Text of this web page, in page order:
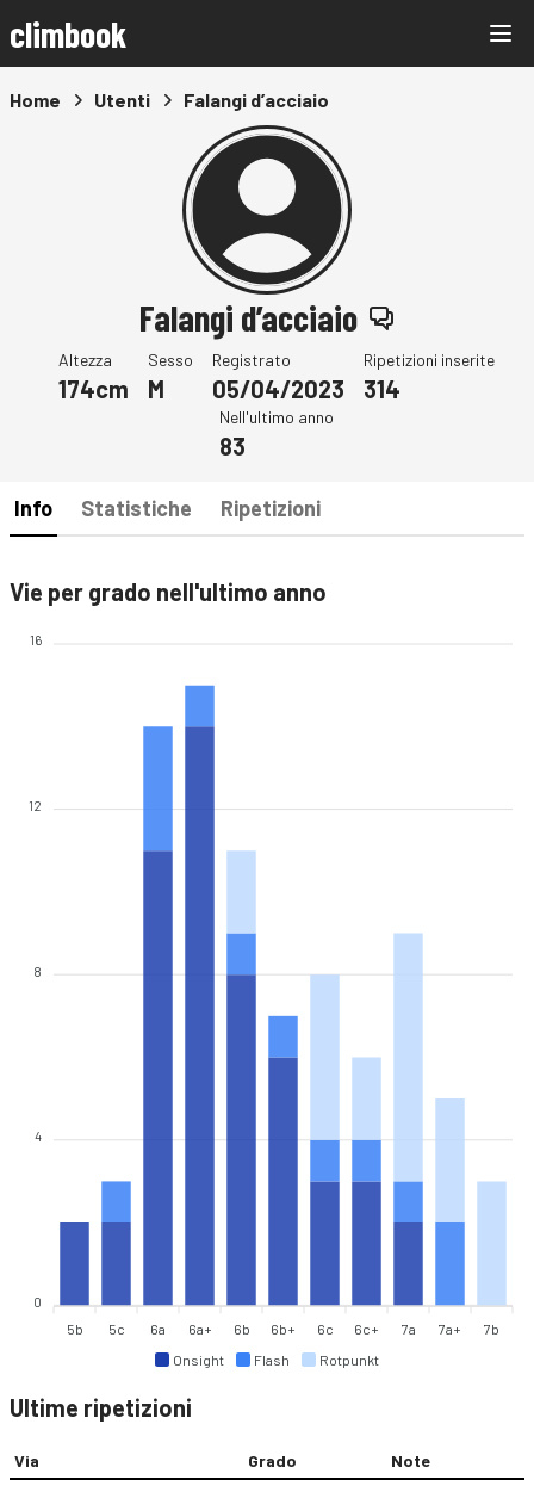
climbook
Home Utenti Falangi d’acciaio
Falangi d’acciaio
Altezza
174cm
Sesso
M
Registrato
05/04/2023
Ripetizioni inserite
314
Nell'ultimo anno
83
Info Statistiche Ripetizioni
Vie per grado nell'ultimo anno
Onsight Flash Rotpunkt
16
12
8
4
0
5b 5c 6a 6a+ 6b 6b+ 6c 6c+ 7a 7a+ 7b
Ultime ripetizioni
Via Grado
Note